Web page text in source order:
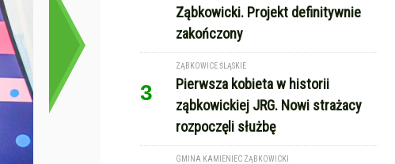
Ząbkowicki. Projekt definitywnie
zakończony
3
ZĄBKOWICE ŚLĄSKIE
Pierwsza kobieta w historii
ząbkowickiej JRG. Nowi strażacy
rozpoczęli służbę
GMINA KAMIENIEC ZĄBKOWICKI